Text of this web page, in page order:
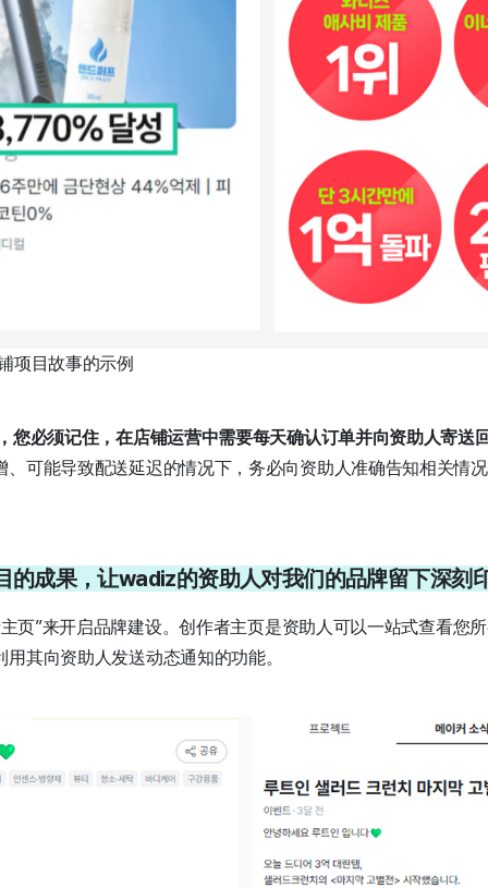
项目故事的示例
您必须记住，在店铺运营中需要每天确认订单并向资助人寄送
、可能导致配送延迟的情况下，务必向资助人准确告知相关情
的成果，让wadiz的资助人对我们的品牌留下深刻
页”来开启品牌建设。创作者主页是资助人可以一站式查看您
其向资助人发送动态通知的功能。